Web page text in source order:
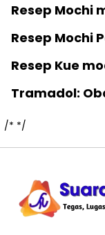
Resep Mochi
Resep Mochi
Resep Kue
Tramadol:
/* */